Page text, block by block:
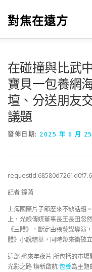
對焦在遠方
在碰撞與比武
寶貝一包養網
壇、分送朋友
議題
發佈日期: 2025 年 6 月
記者 鐘菡
上海國際片子節歷來不缺話題
上，光線傳媒董事長王長田忽
《三體》，斷定由張藝謀導演
體》小說精華，同時帶來衝破
這部 將來年夜片 所包括的市
光影之路 煥新啟航包養為主題